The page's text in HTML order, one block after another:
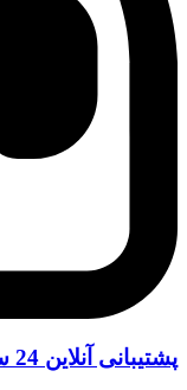
پشتیبانی آنلاین 24 ساعته